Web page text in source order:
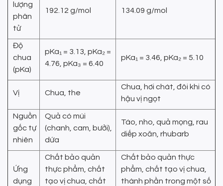
lượng
phân
tử
192.12 g/mol 134.09 g/mol
Độ
chua
(pKa)
pKa₁ = 3.13, pKa₂ =
4.76, pKa₃ = 6.40
pKa₁ = 3.46, pKa₂ = 5.10
Vị Chua, the
Chua, hơi chát, đôi khi có
hậu vị ngọt
Nguồn
gốc tự
nhiên
Quả có múi
(chanh, cam, bưởi),
dứa
Táo, nho, quả mọng, rau
diếp xoăn, rhubarb
Ứng
dụng
Chất bảo quản
thực phẩm, chất
tạo vị chua, chất
Chất bảo quản thực
phẩm, chất tạo vị chua,
thành phần trong một số